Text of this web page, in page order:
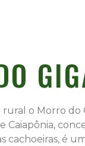
o Morro do
Caiapônia,
cachoeiras, é